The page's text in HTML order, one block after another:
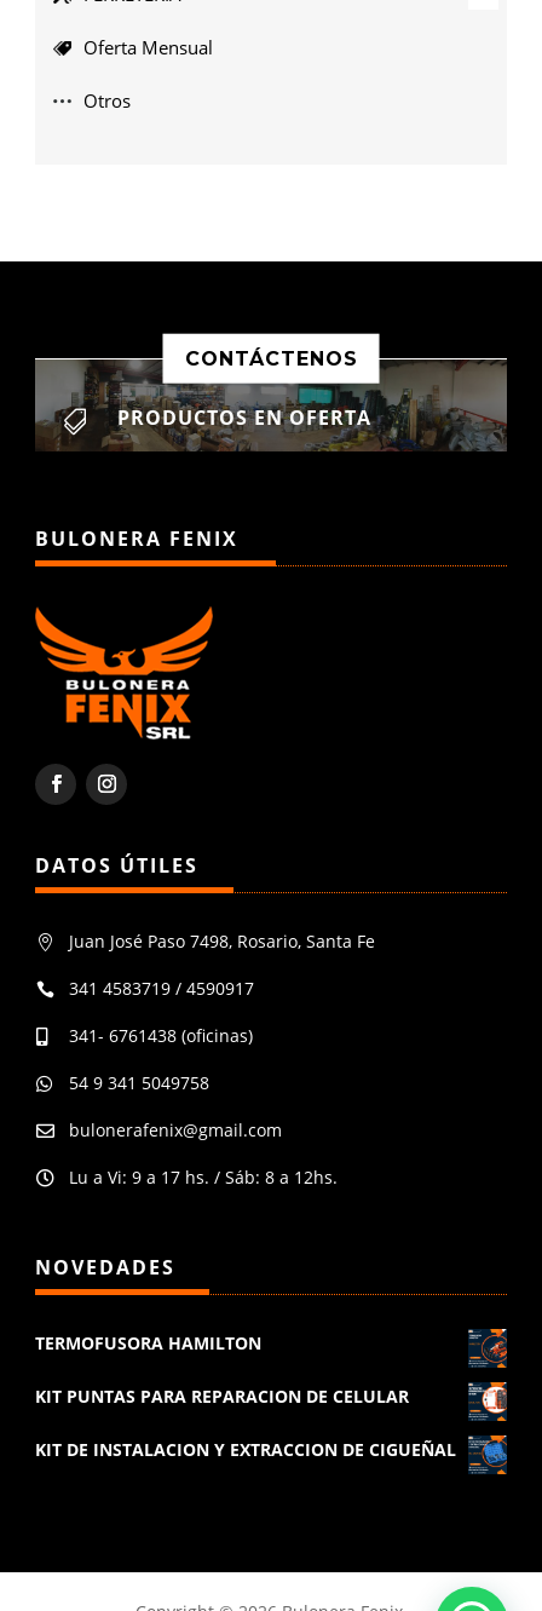
Oferta Mensual
Otros
CONTÁCTENOS
 PRODUCTOS EN OFERTA
BULONERA FENIX
DATOS ÚTILES
 Juan José Paso 7498, Rosario, Santa Fe
 341 4583719 / 4590917
 341- 6761438 (oficinas)
 54 9 341 5049758
 bulonerafenix@gmail.com
 Lu a Vi: 9 a 17 hs. / Sáb: 8 a 12hs.
NOVEDADES
TERMOFUSORA HAMILTON
KIT PUNTAS PARA REPARACION DE CELULAR
KIT DE INSTALACION Y EXTRACCION DE CIGUEÑAL